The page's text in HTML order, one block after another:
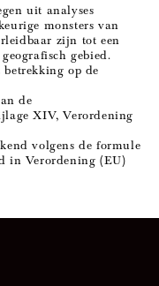
uit analyses
monsters van
zijn tot een
gebied.
op de
de
XIV, Verordening
volgens de formule
in Verordening (EU)